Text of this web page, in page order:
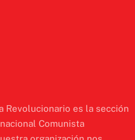
Revolucionario es la sección
Comunista